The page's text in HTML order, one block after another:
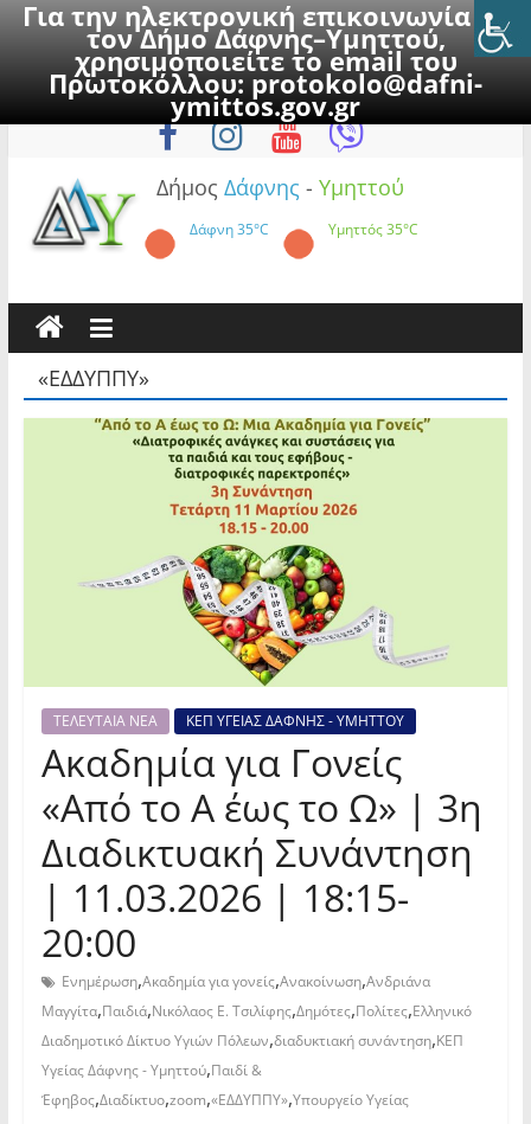
Για την ηλεκτρονική επικοινωνία με
τον Δήμο Δάφνης–Υμηττού,
χρησιμοποιείτε το email του
Πρωτοκόλλου:protokolo@dafni-
ymittos.gov.gr
to
Σάββατο, 8 Αυγούστου 2026
Δήμος Δάφνης - Υμηττού
Δάφνη35°C Υμηττός35°C
«ΕΔΔΥΠΠΥ»
ΤΕΛΕΥΤΑΙΑ ΝΕΑ ΚΕΠ ΥΓΕΙΑΣ ΔΑΦΝΗΣ - ΥΜΗΤΤΟΥ
Ακαδημία για Γονείς
«Από το Α έως το Ω» | 3η
Διαδικτυακή Συνάντηση
| 11.03.2026 | 18:15-
20:00
Ενημέρωση,Ακαδημία για γονείς,Ανακοίνωση,Ανδριάνα
Μαγγίτα,Παιδιά,Νικόλαος Ε. Τσιλίφης,Δημότες,Πολίτες,Ελληνικό
Διαδημοτικό Δίκτυο Υγιών Πόλεων,διαδυκτιακή συνάντηση,ΚΕΠ
Υγείας Δάφνης - Υμηττού,Παιδί &
Έφηβος,Διαδίκτυο,zoom,«ΕΔΔΥΠΠΥ»,Υπουργείο Υγείας